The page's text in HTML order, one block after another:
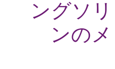
ングソ
ンの